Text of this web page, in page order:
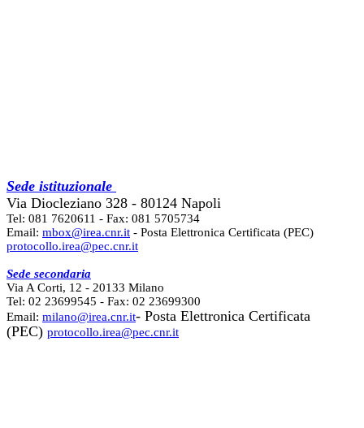
Sede istituzionale
Via Diocleziano 328 - 80124 Napoli
Tel: 081 7620611 - Fax: 081 5705734
Email: mbox@irea.cnr.it - Posta Elettronica Certificata (PEC)
protocollo.irea@pec.cnr.it
Sede secondaria
Via A Corti, 12 - 20133 Milano
Tel: 02 23699545 - Fax: 02 23699300
Email: milano@irea.cnr.it- Posta Elettronica Certificata
(PEC) protocollo.irea@pec.cnr.it